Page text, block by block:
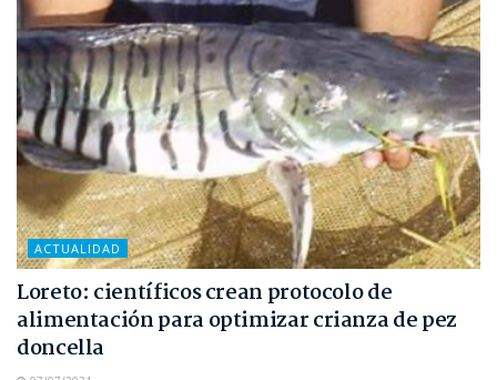
ACTUALIDAD
Loreto: científicos crean protocolo de
alimentación para optimizar crianza de pez
doncella